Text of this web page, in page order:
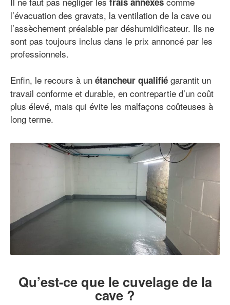
l’évacuation des gravats, la ventilation de la cave ou
l’assèchement préalable par déshumidificateur. Ils ne
sont pas toujours inclus dans le prix annoncé par les
professionnels.
Enfin, le recours à un étancheur qualifié garantit un
travail conforme et durable, en contrepartie d’un coût
plus élevé, mais qui évite les malfaçons coûteuses à
long terme.
Qu’est-ce que le cuvelage de la
cave ?